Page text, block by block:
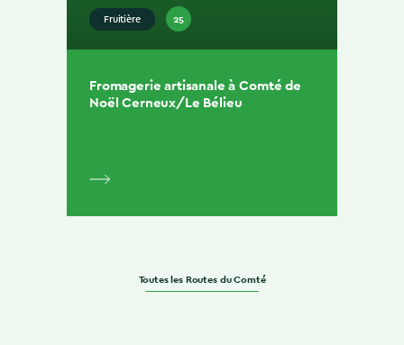
Fruitière 25
Fromagerie artisanale à Comté de
Noël Cerneux/Le Bélieu
Toutes les Routes du Comté